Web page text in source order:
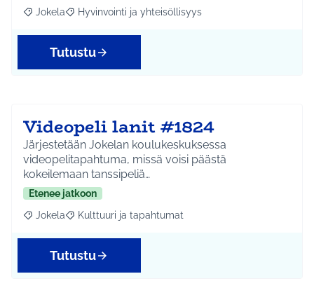
Rajaa tulokset aihepiirin mukaan: Jokela
Jokela Rajaa tulokset teeman mukaan: Hyvinvointi ja
Hyvinvointi ja yhteisöllisyys
Tutustu
Videopeli lanit #1824
Järjestetään Jokelan koulukeskuksessa
videopelitapahtuma, missä voisi päästä
kokeilemaan tanssipeliä…
Etenee jatkoon
Rajaa tulokset aihepiirin mukaan: Jokela
Jokela Rajaa tulokset teeman mukaan: Kulttuuri ja
Kulttuuri ja tapahtumat
Tutustu